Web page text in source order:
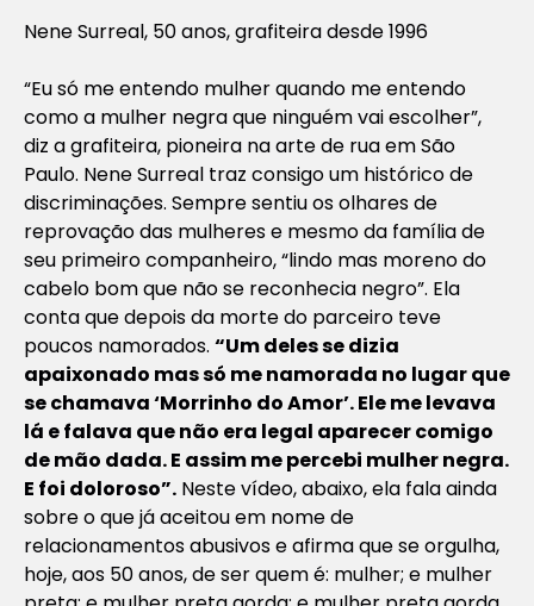
Nene Surreal, 50 anos, grafiteira desde 1996
“Eu só me entendo mulher quando me entendo
como a mulher negra que ninguém vai escolher”,
diz a grafiteira, pioneira na arte de rua em São
Paulo. Nene Surreal traz consigo um histórico de
discriminações. Sempre sentiu os olhares de
reprovação das mulheres e mesmo da família de
seu primeiro companheiro, “lindo mas moreno do
cabelo bom que não se reconhecia negro”. Ela
conta que depois da morte do parceiro teve
poucos namorados. “Um deles se dizia
apaixonado mas só me namorada no lugar que
se chamava ‘Morrinho do Amor’. Ele me levava
lá e falava que não era legal aparecer comigo
de mão dada. E assim me percebi mulher negra.
E foi doloroso”. Neste vídeo, abaixo, ela fala ainda
sobre o que já aceitou em nome de
relacionamentos abusivos e afirma que se orgulha,
hoje, aos 50 anos, de ser quem é: mulher; e mulher